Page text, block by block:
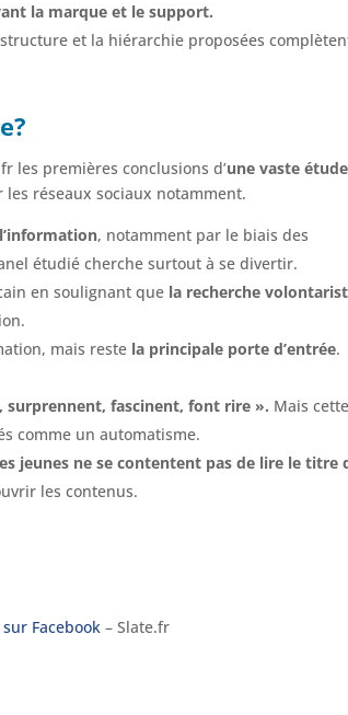
la marque et le support.
et la hiérarchie proposées
les premières conclusions d’une vaste
réseaux sociaux notamment.
, notamment par le biais des
étudié cherche surtout à se divertir.
en soulignant que la recherche
mais reste la principale porte d’entrée.
surprennent, fascinent, font rire ». Mais cette
comme un automatisme.
jeunes ne se contentent pas de lire le titre
les contenus.
Facebook – Slate.fr